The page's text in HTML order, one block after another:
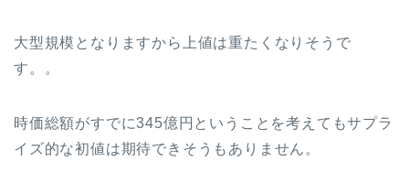
大型規模となりますから上値は重たくなりそうで
す。。
時価総額がすでに345億円ということを考えてもサプラ
イズ的な初値は期待できそうもありません。